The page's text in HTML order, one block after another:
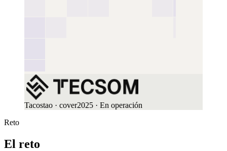
Tacostao · cover2025 · En operación
Reto
El reto